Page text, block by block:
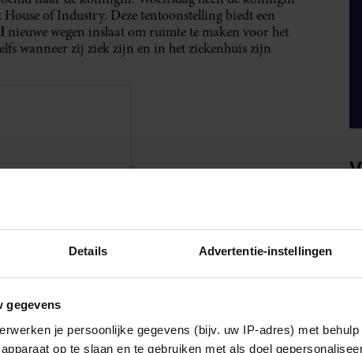
Details Advertentie-instellingen
gegevens
je persoonlijke gegevens (bijv. uw IP-adres) met
op te slaan en te gebruiken met als doel
of Industry. Deze tentoonstelling biedt een
nieuwe wegen inslaat om ruimte te maken voor het
wanneer zij ziek zijn en in het ziekenhuis zijn